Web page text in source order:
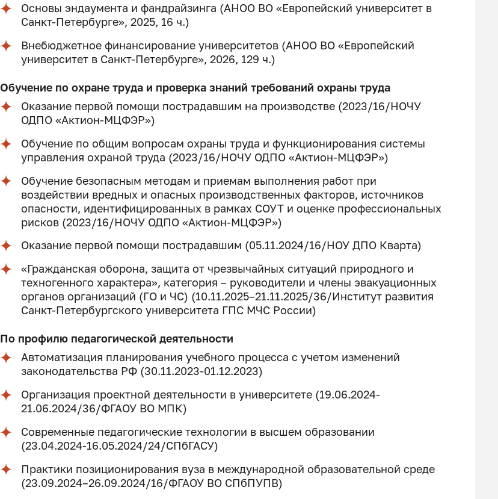
Основы эндаумента и фандрайзинга (АНОО ВО «Европейский университет в
Санкт-Петербурге», 2025, 16 ч.)
Внебюджетное финансирование университетов (АНОО ВО «Европейский
университет в Санкт-Петербурге», 2026, 129 ч.)
Обучение по охране труда и проверка знаний требований охраны труда
Оказание первой помощи пострадавшим на производстве (2023/16/НОЧУ
ОДПО «Актион-МЦФЭР»)
Обучение по общим вопросам охраны труда и функционирования системы
управления охраной труда (2023/16/НОЧУ ОДПО «Актион-МЦФЭР»)
Обучение безопасным методам и приемам выполнения работ при
воздействии вредных и опасных производственных факторов, источников
опасности, идентифицированных в рамках СОУТ и оценке профессиональных
рисков (2023/16/НОЧУ ОДПО «Актион-МЦФЭР»)
Оказание первой помощи пострадавшим (05.11.2024/16/НОУ ДПО Кварта)
«Гражданская оборона, защита от чрезвычайных ситуаций природного и
техногенного характера», категория – руководители и члены эвакуационных
органов организаций (ГО и ЧС) (10.11.2025–21.11.2025/36/Институт развития
Санкт-Петербургского университета ГПС МЧС России)
По профилю педагогической деятельности
Автоматизация планирования учебного процесса с учетом изменений
законодательства РФ (30.11.2023-01.12.2023)
Организация проектной деятельности в университете (19.06.2024-
21.06.2024/36/ФГАОУ ВО МПК)
Современные педагогические технологии в высшем образовании
(23.04.2024-16.05.2024/24/СПбГАСУ)
Практики позиционирования вуза в международной образовательной среде
(23.09.2024–26.09.2024/16/ФГАОУ ВО СПбПУПВ)